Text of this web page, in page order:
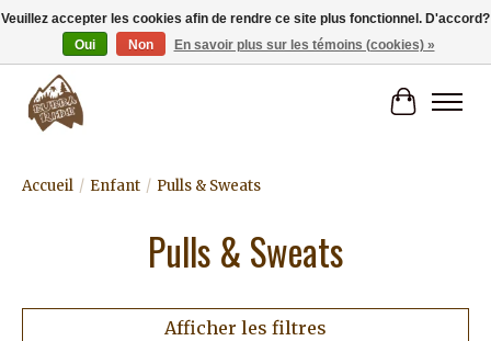
Livraison gratuite à partir de 80€.
Panier
Accueil / Enfant / Pulls & Sweats
Pulls & Sweats
Afficher les filtres
Veuillez accepter les cookies afin de rendre ce site plus fonctionnel. D'accord?
Oui
Non En savoir plus sur les témoins (cookies) »